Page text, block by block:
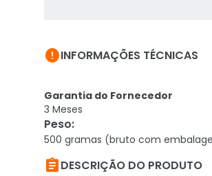
INFORMAÇÕES TÉCNICAS
Garantia do Fornecedor
3 Meses
Peso:
500 gramas (bruto com
DESCRIÇÃO DO PRODUTO